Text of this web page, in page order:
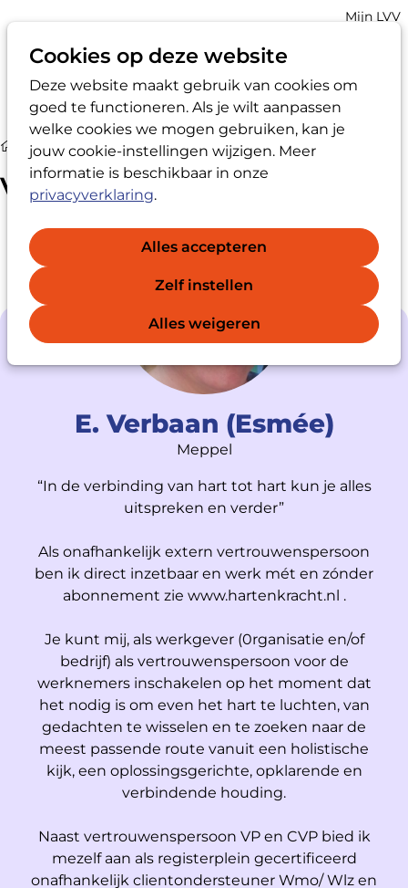
Cookies op deze website
Deze website maakt gebruik van cookies om
goed te functioneren. Als je wilt aanpassen
welke cookies we mogen gebruiken, kan je
jouw cookie-instellingen wijzigen. Meer
informatie is beschikbaar in onze
privacyverklaring.
Alles accepteren
Zelf instellen
Alles weigeren
Zoek
Account
Mijn LVV
Vertrouwenspersoon
Vertrouwenspersoon
E. Verbaan (Esmée)
Meppel
“In de verbinding van hart tot hart kun je alles
uitspreken en verder”
Als onafhankelijk extern vertrouwenspersoon
ben ik direct inzetbaar en werk mét en zónder
abonnement zie www.hartenkracht.nl .
Je kunt mij, als werkgever (0rganisatie en/of
bedrijf) als vertrouwenspersoon voor de
werknemers inschakelen op het moment dat
het nodig is om even het hart te luchten, van
gedachten te wisselen en te zoeken naar de
meest passende route vanuit een holistische
kijk, een oplossingsgerichte, opklarende en
verbindende houding.
Naast vertrouwenspersoon VP en CVP bied ik
mezelf aan als registerplein gecertificeerd
onafhankelijk clientondersteuner Wmo/ Wlz en